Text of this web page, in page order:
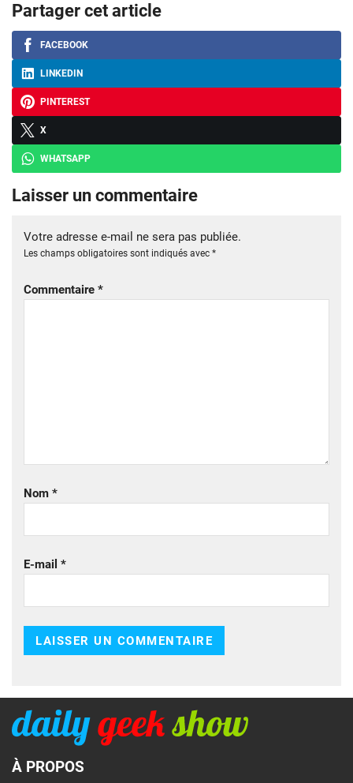
Partager cet article
FACEBOOK
LINKEDIN
PINTEREST
X
WHATSAPP
Laisser un commentaire
Votre adresse e-mail ne sera pas publiée.
Les champs obligatoires sont indiqués avec *
Commentaire *
Nom *
E-mail *
À PROPOS